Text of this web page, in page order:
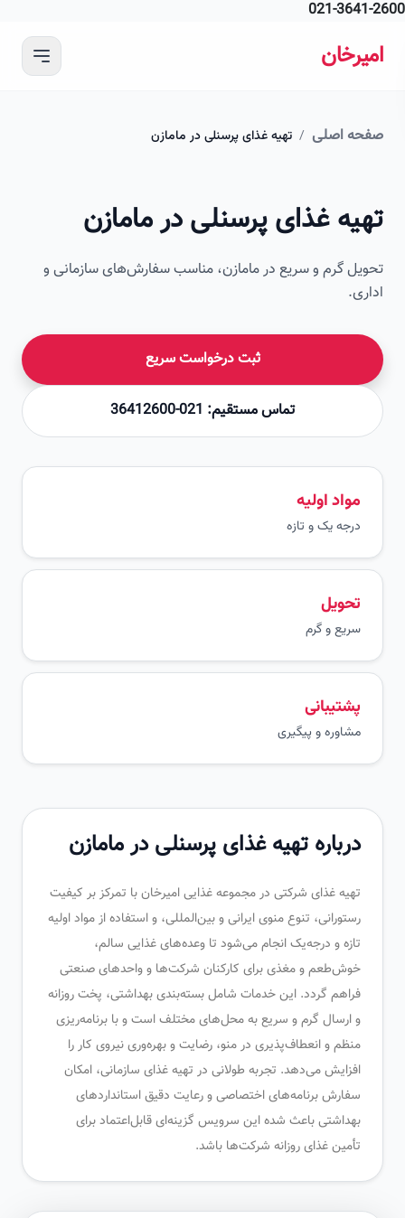
021-
اصلی / تهیه غذای پرسنلی در مامازن
غذای پرسنلی در مامازن
گرم و سریع در مامازن، مناسب سفارش‌های سازمانی و
ثبت درخواست سریع
تماس مستقیم: 021-36412600
مواد اولیه
درجه یک و تازه
سریع و گرم
پشتیبانی
مشاوره و پیگیری
تصویر این صفحه به زودی اضافه می‌شود
درباره تهیه غذای پرسنلی در مامازن
تهیه غذای شرکتی در مجموعه غذایی امیرخان با تمرکز بر کیفیت
رستورانی، تنوع منوی ایرانی و بین‌المللی، و استفاده از مواد اولیه
تازه و درجه‌یک انجام می‌شود تا وعده‌های غذایی سالم،
خوش‌طعم و مغذی برای کارکنان شرکت‌ها و واحدهای صنعتی
فراهم گردد. این خدمات شامل بسته‌بندی بهداشتی، پخت روزانه
و ارسال گرم و سریع به محل‌های مختلف است و با برنامه‌ریزی
منظم و انعطاف‌پذیری در منو، رضایت و بهره‌وری نیروی کار را
افزایش می‌دهد. تجربه طولانی در تهیه غذای سازمانی، امکان
سفارش برنامه‌های اختصاصی و رعایت دقیق استانداردهای
بهداشتی باعث شده این سرویس گزینه‌ای قابل‌اعتماد برای
تأمین غذای روزانه شرکت‌ها باشد.